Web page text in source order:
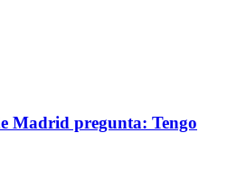
Madrid pregunta: Tengo